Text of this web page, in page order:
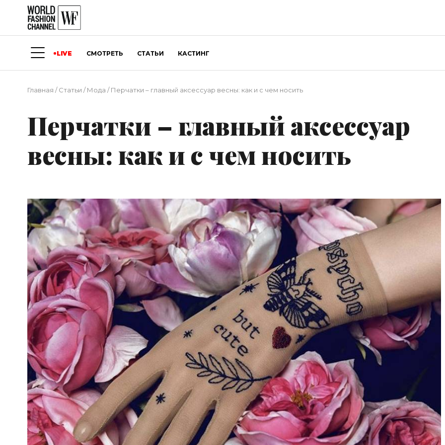
LIVE СМОТРЕТЬ СТАТЬИ КАСТИНГ
Главная /Статьи /Мода /Перчатки – главный аксессуар весны: как и с чем носить
Перчатки – главный аксессуар
весны: как и с чем носить